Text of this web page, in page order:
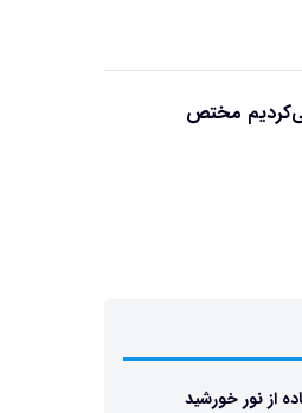
مختص
از نور خورشید